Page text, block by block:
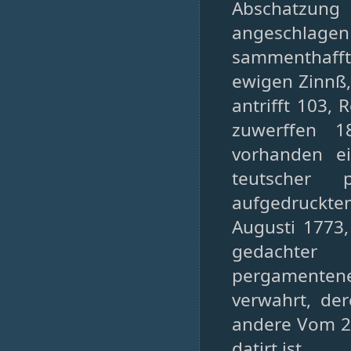
ewigen
antrifft 103,
zuwerffen
vorhanden
teutscher
Augusti
verwahrt,
andere Vom